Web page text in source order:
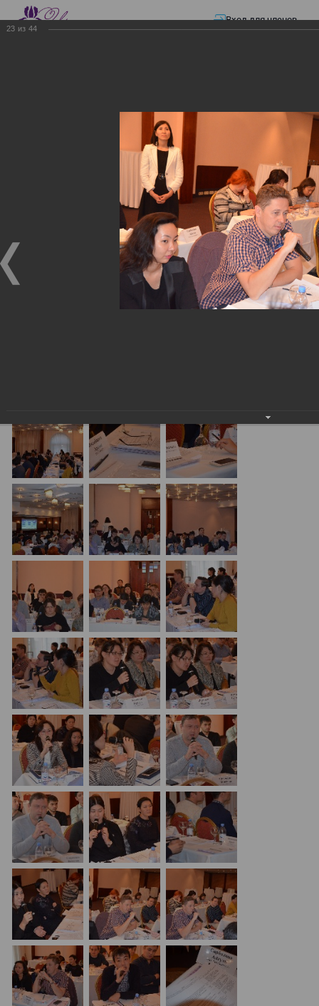
Вход для членов
—ЭЛЕКТРОННЫЕ СЧЕТА-ФАКТУРЫ.
ЭЛЕКТРОННЫЕ СЧЕТА-
ФАКТУРЫ. ВИРТУАЛЬНЫЙ
ЭЛЕКТРОННЫЕ СЧЕТА-ФАКТУРЫ. ВИРТУАЛЬНЫЙ
СКЛАД.
Семинар с КГД и разработчиками
23 из 44